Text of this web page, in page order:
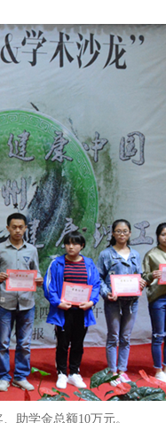
助学金总额10万元。